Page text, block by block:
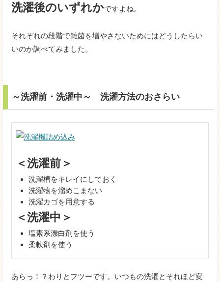
洗濯後のいずれかですよね。
それぞれの段階で雑菌を増やさないためにはどうしたらい
いのか調べてみました。
～洗濯前・洗濯中～ 洗濯方法のおさらい
＜洗濯前＞
洗濯槽をキレイにしておく
洗濯物を溜めこまない
洗濯カゴを用意する
＜洗濯中＞
塩素系漂白剤を使う
柔軟剤を使う
あらっ！？わりとフツーです。いつもの洗濯とそれほど変